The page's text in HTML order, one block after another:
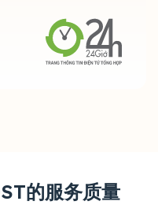
的服务质量